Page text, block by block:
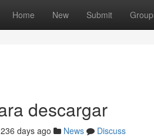
Home New Submit
descargar
236 days ago News
Discuss